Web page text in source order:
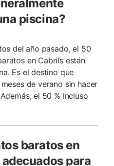
piscina?
del año pasado, el 50
en Cabrils están
Es el destino que
de verano sin hacer
el 50 % incluso
baratos en
para